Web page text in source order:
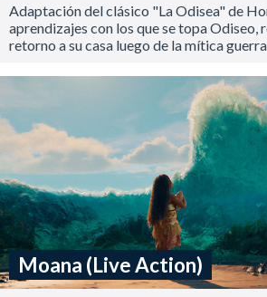
Adaptación del clásico "La Odisea" de
aprendizajes con los que se topa Odiseo,
retorno a su casa luego de la mítica
Moana (Live Action)